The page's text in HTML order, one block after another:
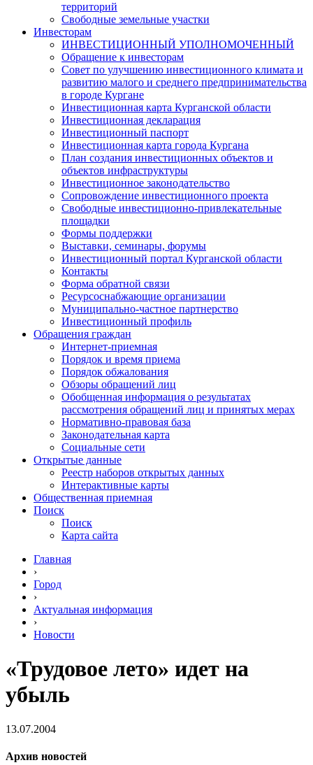
территорий
Свободные земельные участки
Инвесторам
ИНВЕСТИЦИОННЫЙ УПОЛНОМОЧЕННЫЙ
Обращение к инвесторам
Совет по улучшению инвестиционного климата и
развитию малого и среднего предпринимательства
в городе Кургане
Инвестиционная карта Курганской области
Инвестиционная декларация
Инвестиционный паспорт
Инвестиционная карта города Кургана
План создания инвестиционных объектов и
объектов инфраструктуры
Инвестиционное законодательство
Сопровождение инвестиционного проекта
Свободные инвестиционно-привлекательные
площадки
Формы поддержки
Выставки, семинары, форумы
Инвестиционный портал Курганской области
Контакты
Форма обратной связи
Ресурсоснабжающие организации
Муниципально-частное партнерство
Инвестиционный профиль
Обращения граждан
Интернет-приемная
Порядок и время приема
Порядок обжалования
Обзоры обращений лиц
Обобщенная информация о результатах
рассмотрения обращений лиц и принятых мерах
Нормативно-правовая база
Законодательная карта
Социальные сети
Открытые данные
Реестр наборов открытых данных
Интерактивные карты
Общественная приемная
Поиск
Поиск
Карта сайта
Главная
›
Город
›
Актуальная информация
›
Новости
«Трудовое лето» идет на
убыль
13.07.2004
Архив новостей